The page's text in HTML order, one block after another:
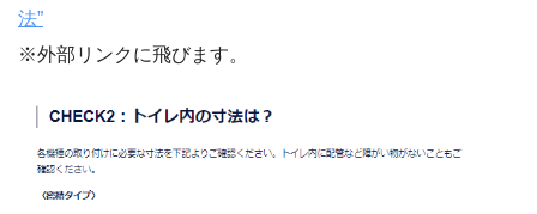
法”
※外部リンクに飛びます。